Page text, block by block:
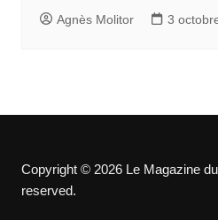
Agnès Molitor 3
Copyright © 2026 Le Magazine
reserved.